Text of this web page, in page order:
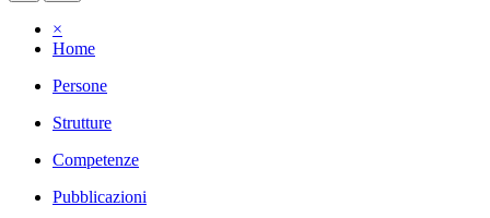
×
Home
Persone
Strutture
Competenze
Pubblicazioni